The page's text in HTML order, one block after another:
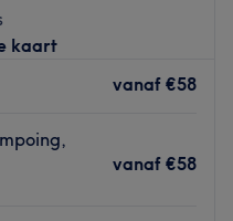
minutes à pied du salon.
dans ce
kaart
vanaf €58
vanaf €58